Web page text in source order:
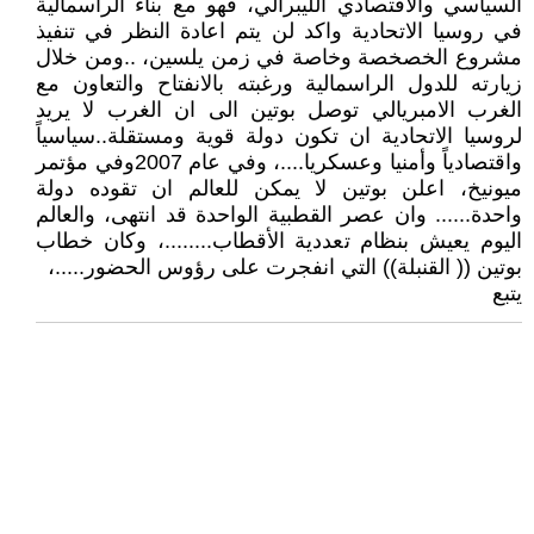
السياسي والاقتصادي الليبرالي، فهو مع بناء الراسمالية
في روسيا الاتحادية واكد لن يتم اعادة النظر في تنفيذ
مشروع الخصخصة وخاصة في زمن يلسين، ..ومن خلال
زيارته للدول الراسمالية ورغبته بالانفتاح والتعاون مع
الغرب الامبريالي توصل بوتين الى ان الغرب لا يريد
لروسيا الاتحادية ان تكون دولة قوية ومستقلة..سياسياً
واقتصادياً وأمنيا وعسكريا....، وفي عام 2007وفي مؤتمر
ميونيخ، اعلن بوتين لا يمكن للعالم ان تقوده دولة
واحدة...... وان عصر القطبية الواحدة قد انتهى، والعالم
اليوم يعيش بنظام تعددية الأقطاب........، وكان خطاب
بوتين (( القنبلة)) التي انفجرت على رؤوس الحضور.....،
يتبع